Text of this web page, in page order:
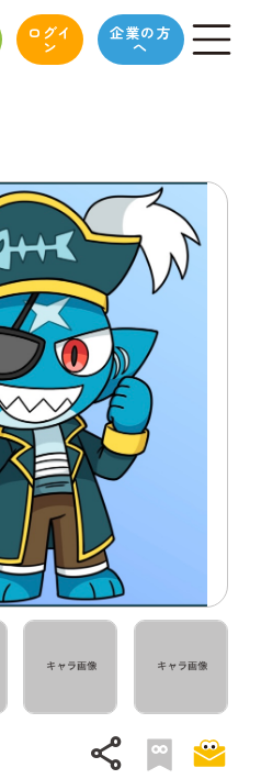
ログイ
ン
企業の方
へ
share